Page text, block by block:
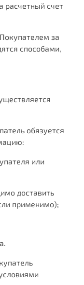
расчетный счет
за
способами,
обязуется
или
доставить
применимо);